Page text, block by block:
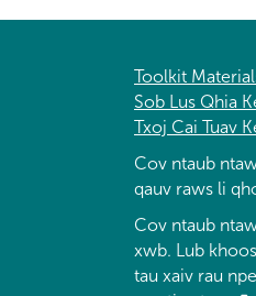
Toolkit
Sob Lus Qhia
Txoj Cai Tuav
Cov ntaub
qauv raws li
Cov ntaub
xwb. Lub
tau xaiv rau